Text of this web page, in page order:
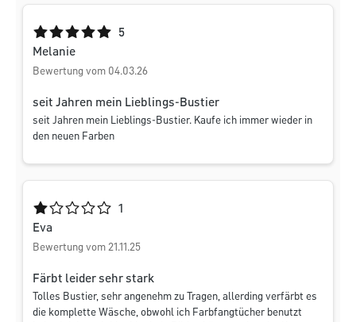
Durchschnittliche Bewertung von 5 von 5 Sternen
5
Melanie
Bewertung vom 04.03.26
seit Jahren mein Lieblings-Bustier
seit Jahren mein Lieblings-Bustier. Kaufe ich immer wieder in
den neuen Farben
Durchschnittliche Bewertung von 1 von 5 Sternen
1
Eva
Bewertung vom 21.11.25
Färbt leider sehr stark
Tolles Bustier, sehr angenehm zu Tragen, allerding verfärbt es
die komplette Wäsche, obwohl ich Farbfangtücher benutzt